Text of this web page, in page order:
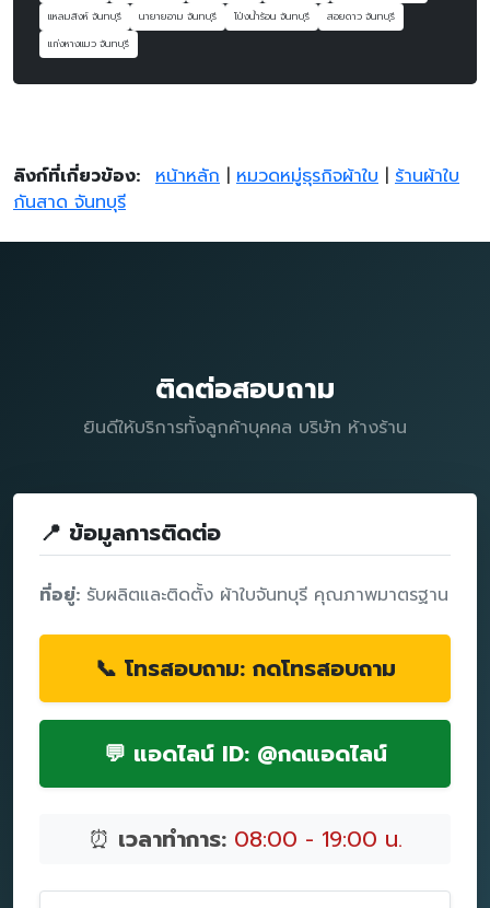
แหลมสิงห์ จันทบุรี
นายายอาม จันทบุรี โป่งน้ำร้อน จันทบุรี
สอยดาว จันทบุรี
แก่งหางแมว จันทบุรี
ลิงก์ที่เกี่ยวข้อง: หน้าหลัก | หมวดหมู่ธุรกิจผ้าใบ | ร้านผ้าใบ
กันสาด จันทบุรี
ติดต่อสอบถาม
ยินดีให้บริการทั้งลูกค้าบุคคล บริษัท ห้างร้าน
📍 ข้อมูลการติดต่อ
ที่อยู่: รับผลิตและติดตั้ง ผ้าใบจันทบุรี คุณภาพมาตรฐาน
📞 โทรสอบถาม: กดโทรสอบถาม
💬 แอดไลน์ ID: @กดแอดไลน์
⏰ เวลาทำการ: 08:00 - 19:00 น.